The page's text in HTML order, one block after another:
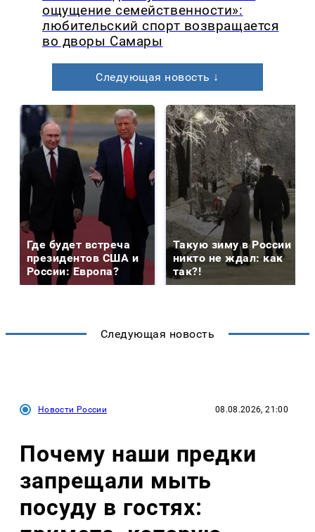
ощущение семейственности»:
любительский спорт возвращается
во дворы Самары
Следующая новость ↓
Где будет встреча
президентов США и
России: Европа?
Такую зиму в России
никто не ждал: как
так?!
Следующая новость
Новости России 08.08.2026, 21:00
Почему наши предки
запрещали мыть
посуду в гостях: